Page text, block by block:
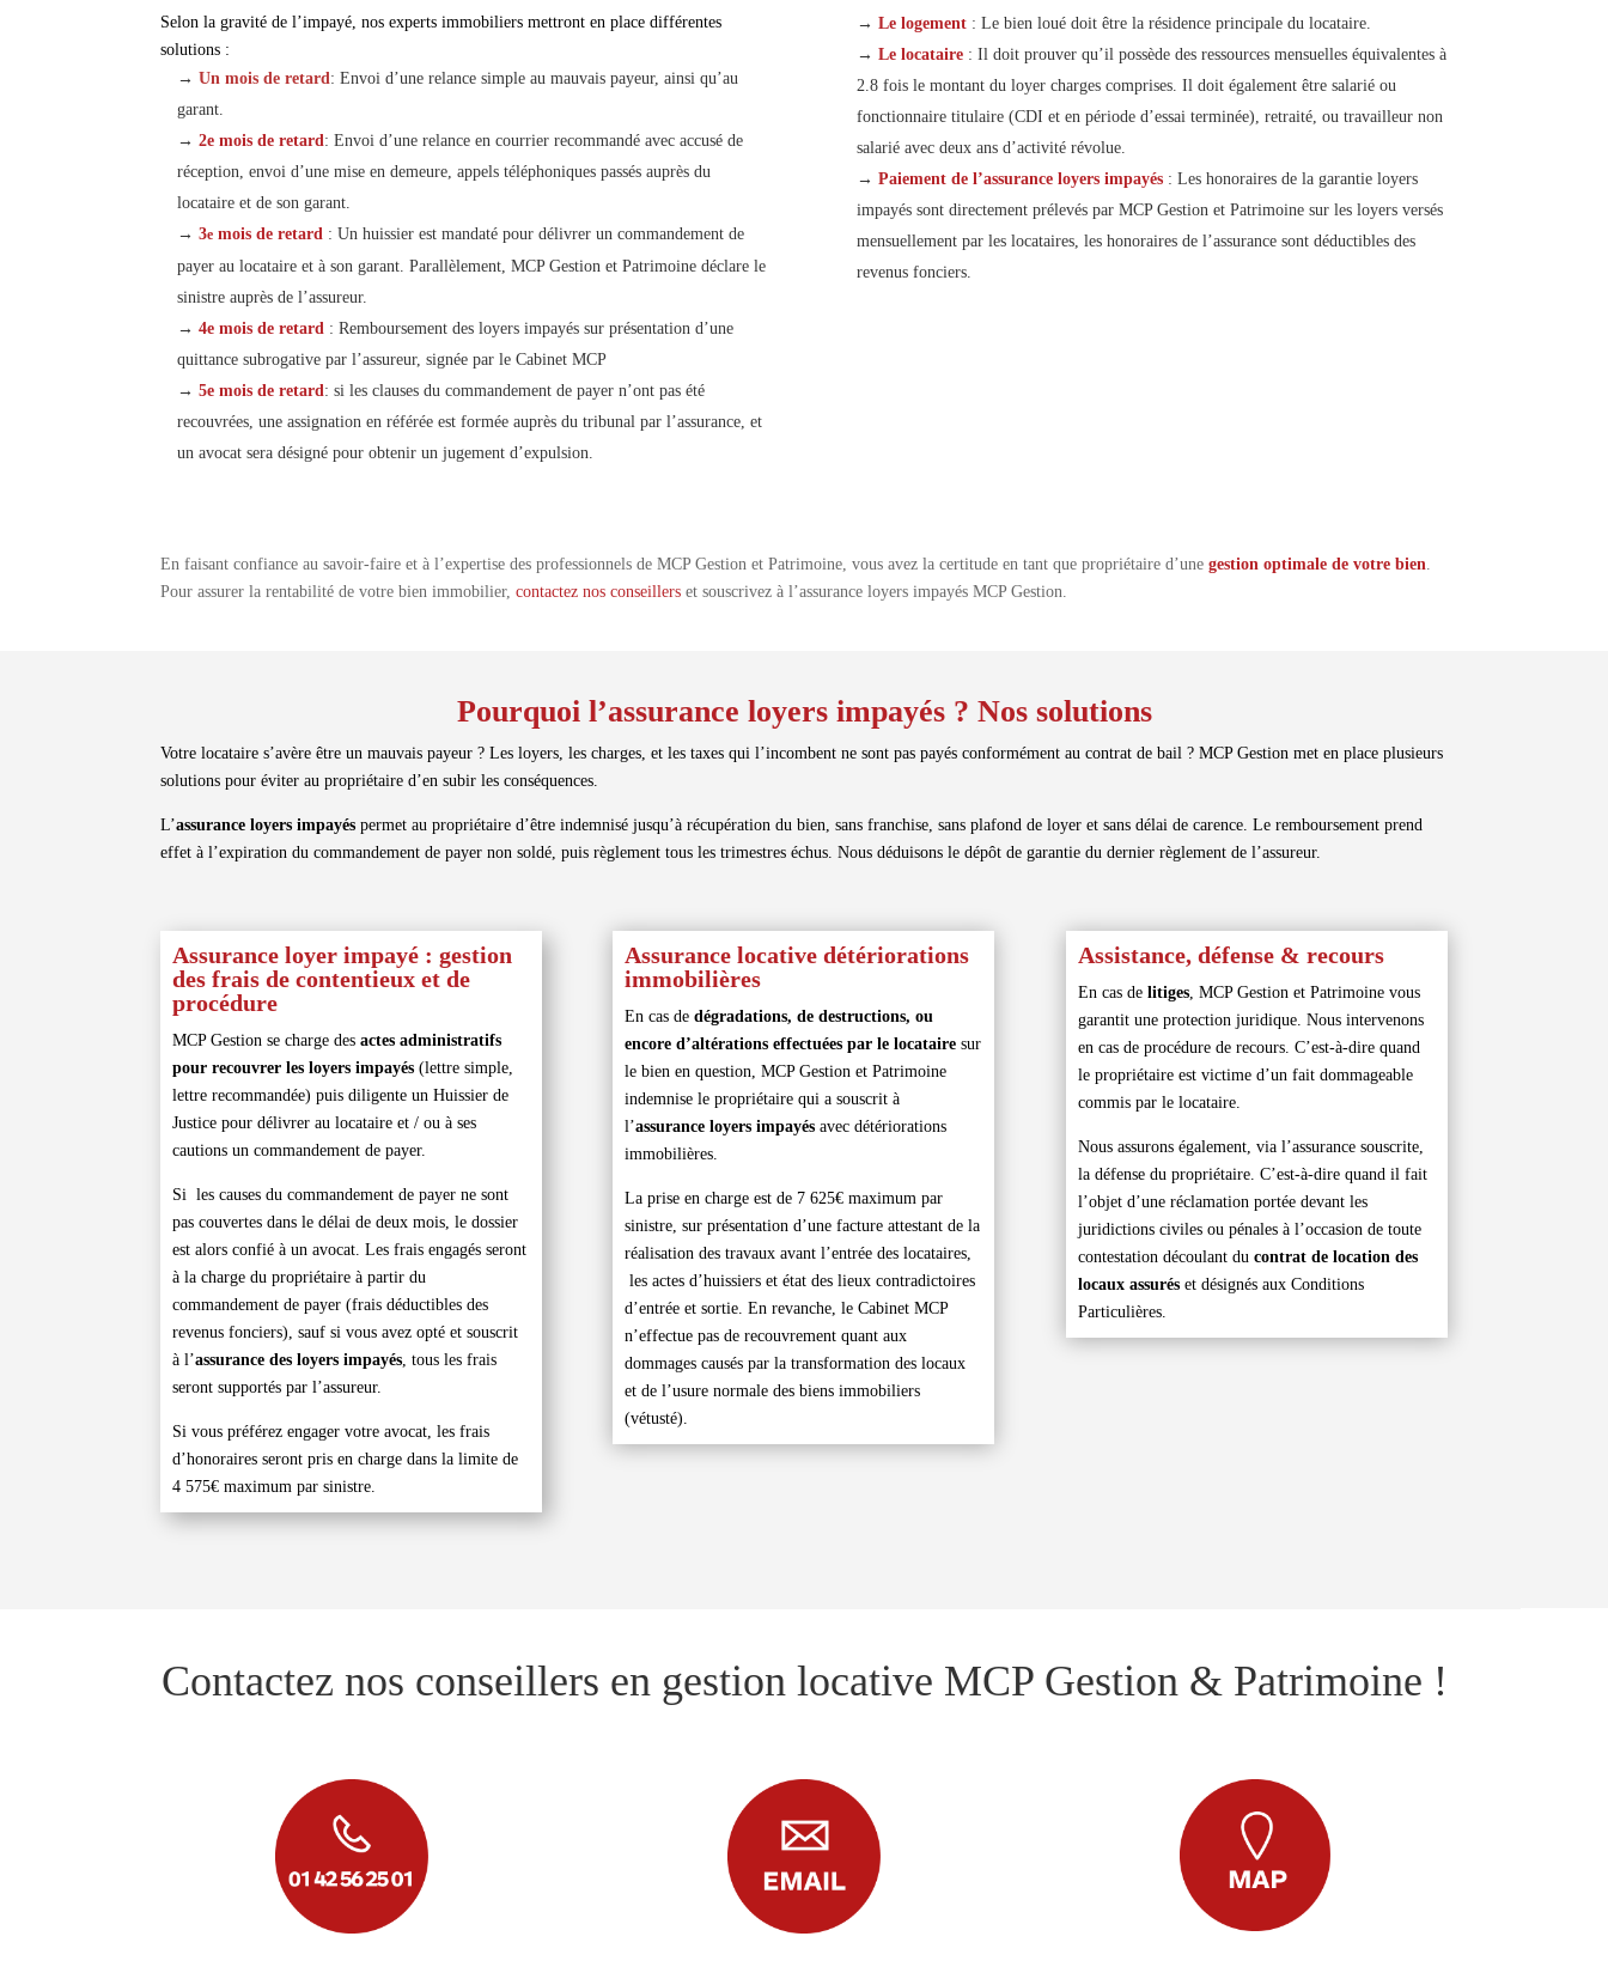
Selon la gravité de l’impayé, nos experts immobiliers mettront en place différentes
solutions :
→Un mois de retard: Envoi d’une relance simple au mauvais payeur, ainsi qu’au
garant.
→2e mois de retard: Envoi d’une relance en courrier recommandé avec accusé de
réception, envoi d’une mise en demeure, appels téléphoniques passés auprès du
locataire et de son garant.
→3e mois de retard : Un huissier est mandaté pour délivrer un commandement de
payer au locataire et à son garant. Parallèlement, MCP Gestion et Patrimoine déclare le
sinistre auprès de l’assureur.
→4e mois de retard : Remboursement des loyers impayés sur présentation d’une
quittance subrogative par l’assureur, signée par le Cabinet MCP
→5e mois de retard: si les clauses du commandement de payer n’ont pas été
recouvrées, une assignation en référée est formée auprès du tribunal par l’assurance, et
un avocat sera désigné pour obtenir un jugement d’expulsion.
→ Le logement: Le bien loué doit être la résidence principale du locataire.
→ Le locataire: Il doit prouver qu’il possède des ressources mensuelles équivalentes à
2.8 fois le montant du loyer charges comprises. Il doit également être salarié ou
fonctionnaire titulaire (CDI et en période d’essai terminée), retraité, ou travailleur non
salarié avec deux ans d’activité révolue.
→ Paiement de l’assurance loyers impayés: Les honoraires de la garantie loyers
impayés sont directement prélevés par MCP Gestion et Patrimoine sur les loyers versés
mensuellement par les locataires, les honoraires de l’assurance sont déductibles des
revenus fonciers.
En faisant confiance au savoir-faire et à l’expertise des professionnels de MCP Gestion et Patrimoine, vous avez la certitude en tant que propriétaire d’unegestion optimale de votre bien
Pour assurer la rentabilité de votre bien immobilier,contactez nos conseillers et souscrivez à l’assurance loyers impayés MCP Gestion.
Pourquoi l’assurance loyers impayés ? Nos solutions
Votre locataire s’avère être un mauvais payeur ? Les loyers, les charges, et les taxes qui l’incombent ne sont pas payés conformément au contrat de bail ? MCP Gestion met en place plusieurs
solutions pour éviter au propriétaire d’en subir les conséquences.
L’assurance loyers impayés permet au propriétaire d’être indemnisé jusqu’à récupération du bien, sans franchise, sans plafond de loyer et sans délai de carence. Le remboursement prend
effet à l’expiration du commandement de payer non soldé, puis règlement tous les trimestres échus. Nous déduisons le dépôt de garantie du dernier règlement de l’assureur.
Assurance loyer impayé : gestion
des frais de contentieux et de
procédure
MCP Gestion se charge desactes administratifs
pour recouvrer les loyers impayés (lettre simple,
lettre recommandée) puis diligente un Huissier de
Justice pour délivrer au locataire et / ou à ses
cautions un commandement de payer.
Si les causes du commandement de payer ne sont
pas couvertes dans le délai de deux mois, le dossier
est alors confié à un avocat. Les frais engagés seront
à la charge du propriétaire à partir du
commandement de payer (frais déductibles des
revenus fonciers), sauf si vous avez opté et souscrit
à l’assurance des loyers impayés , tous les frais
seront supportés par l’assureur.
Si vous préférez engager votre avocat, les frais
d’honoraires seront pris en charge dans la limite de
4 575€ maximum par sinistre.
Assurance locative détériorations
immobilières
En cas dedégradations, de destructions, ou
encore d’altérations effectuées par le locataire sur
le bien en question, MCP Gestion et Patrimoine
indemnise le propriétaire qui a souscrit à
l’assurance loyers impayés avec détériorations
immobilières.
La prise en charge est de 7 625€ maximum par
sinistre, sur présentation d’une facture attestant de la
réalisation des travaux avant l’entrée des locataires,
les actes d’huissiers et état des lieux contradictoires
d’entrée et sortie. En revanche, le Cabinet MCP
n’effectue pas de recouvrement quant aux
dommages causés par la transformation des locaux
et de l’usure normale des biens immobiliers
(vétusté).
Assistance, défense & recours
En cas de litiges, MCP Gestion et Patrimoine vous
garantit une protection juridique. Nous intervenons
en cas de procédure de recours. C’est-à-dire quand
le propriétaire est victime d’un fait dommageable
commis par le locataire.
Nous assurons également, via l’assurance souscrite,
la défense du propriétaire. C’est-à-dire quand il fait
l’objet d’une réclamation portée devant les
juridictions civiles ou pénales à l’occasion de toute
contestation découlant du contrat de location des
locaux assuréset désignés aux Conditions
Particulières.
Contactez nos conseillers en gestion locative MCP Gestion & Patrimoine !